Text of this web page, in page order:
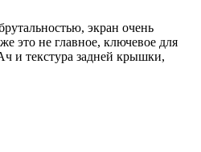
экран очень
это не главное, ключевое для
и текстура задней крышки,